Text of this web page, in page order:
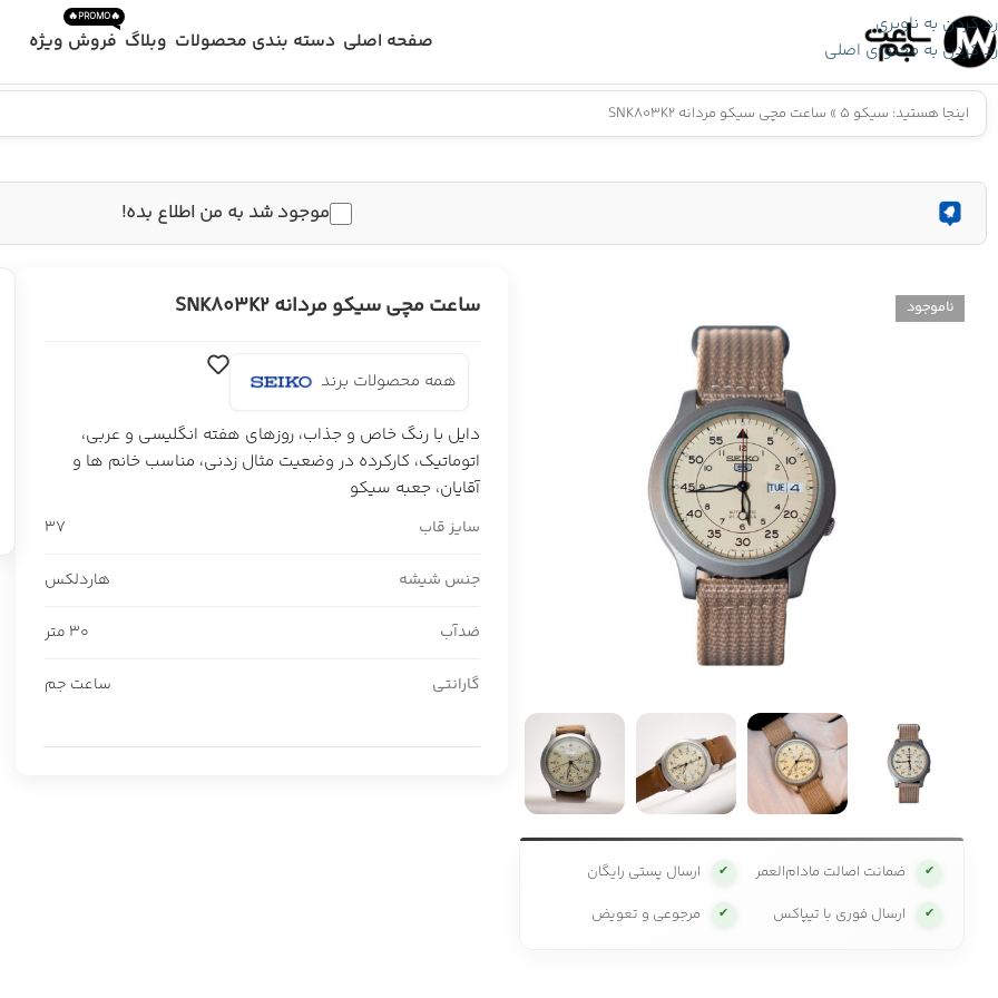
رد کردن به ناوبری
رد کردن به محتوای اصلی
صفحه اصلی دسته بندی محصولات وبلاگ فروش ویژه
🔥PROMO🔥
اینجا هستید: سیکو 5 » ساعت مچی سیکو مردانه SNK803K2
موجود شد به من اطلاع بده!
ناموجود
✔ ضمانت اصالت مادام‌العمر ✔ ارسال پستی رایگان
✔ ارسال فوری با تیپاکس ✔ مرجوعی و تعویض
ساعت مچی سیکو مردانه SNK803K2
همه محصولات برند
دایل با رنگ خاص و جذاب، روزهای هفته انگلیسی و عربی،
اتوماتیک، کارکرده در وضعیت مثال زدنی، مناسب خانم ها و
آقایان، جعبه سیکو
سایز قاب 37
جنس شیشه هاردلکس
ضدآب 30 متر
گارانتی ساعت جم